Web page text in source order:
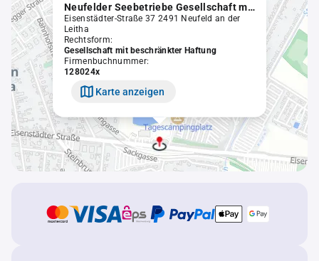
Neufelder Seebetriebe Gesellschaft m.b.H.
Eisenstädter-Straße 37 2491 Neufeld an der
Leitha
Rechtsform:
Gesellschaft mit beschränkter Haftung
Firmenbuchnummer:
128024x
Karte anzeigen